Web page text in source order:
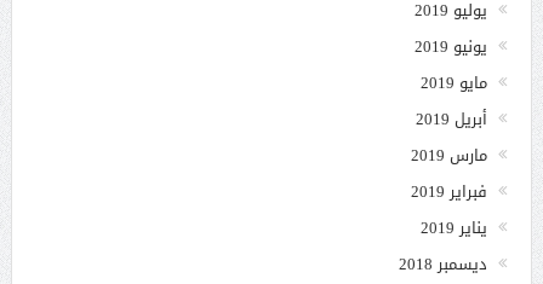
يوليو 2019
يونيو 2019
مايو 2019
أبريل 2019
مارس 2019
فبراير 2019
يناير 2019
ديسمبر 2018